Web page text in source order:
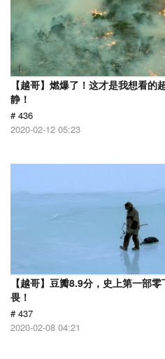
【越哥】燃爆了！这才是我想看
静！
# 436
2020-02-12 05:23
【越哥】豆瓣8.9分，史上第一部
畏！
# 437
2020-02-08 04:21